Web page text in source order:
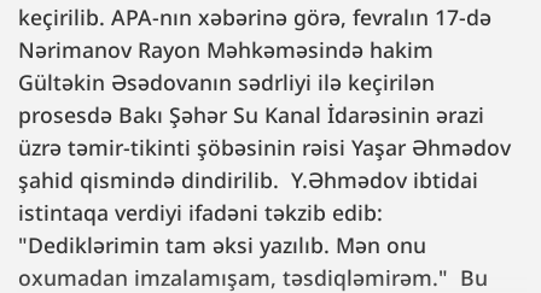
keçirilib. APA-nın xəbərinə görə, fevralın 17-də
Nərimanov Rayon Məhkəməsində hakim
Gültəkin Əsədovanın sədrliyi ilə keçirilən
prosesdə Bakı Şəhər Su Kanal İdarəsinin ərazi
üzrə təmir-tikinti şöbəsinin rəisi Yaşar Əhmədov
şahid qismində dindirilib. Y.Əhmədov ibtidai
istintaqa verdiyi ifadəni təkzib edib:
"Dediklərimin tam əksi yazılıb. Mən onu
oxumadan imzalamışam, təsdiqləmirəm." Bu